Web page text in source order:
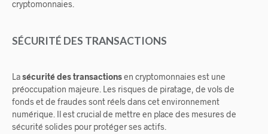
cryptomonnaies.
SÉCURITÉ DES TRANSACTIONS
Lasécurité des transactionsen cryptomonnaies est une
préoccupation majeure. Les risques de piratage, de vols de
fonds et de fraudes sont réels dans cet environnement
numérique. Il est crucial de mettre en place des mesures de
sécurité solides pour protéger ses actifs.